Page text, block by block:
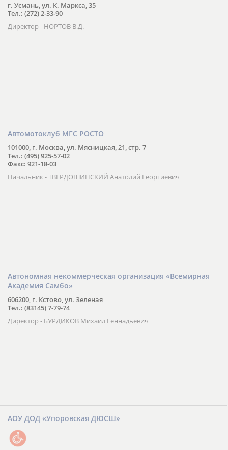
г. Усмань, ул. К. Маркса, 35
Тел.: (272) 2-33-90
Директор - НОРТОВ В.Д.
Автомотоклуб МГС РОСТО
101000, г. Москва, ул. Мясницкая, 21, стр. 7
Тел.: (495) 925-57-02
Факс: 921-18-03
Начальник - ТВЕРДОШИНСКИЙ Анатолий Георгиевич
Автономная некоммерческая организация «Всемирная
Академия Самбо»
606200, г. Кстово, ул. Зеленая
Тел.: (83145) 7-79-74
Директор - БУРДИКОВ Михаил Геннадьевич
АОУ ДОД «Упоровская ДЮСШ»